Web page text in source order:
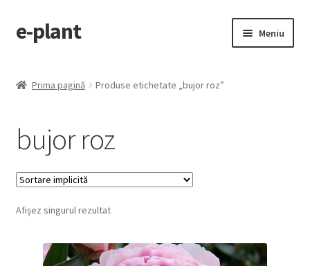
Sari
la
Sari
la
e-plant Meniu
Contact
Checkout
Prima pagină Produse etichetate „bujor roz”
bujor roz
Afișez singurul rezultat